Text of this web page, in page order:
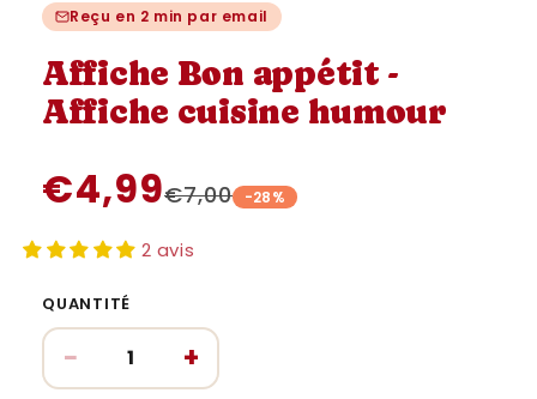
une
fenêtre
une
fenêtre
Reçu en 2 min par email
Affiche Bon appétit -
Affiche cuisine humour
€4,99€7,00 -28%
2 avis
QUANTITÉ
− +